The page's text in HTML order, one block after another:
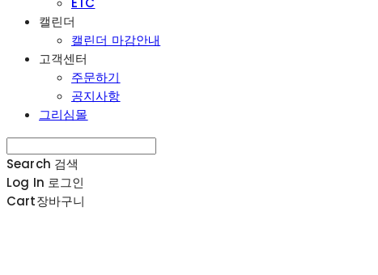
캘린더
캘린더 마감안내
고객센터
주문하기
공지사항
그리심몰
Search 검색
Log In 로그인
Cart장바구니